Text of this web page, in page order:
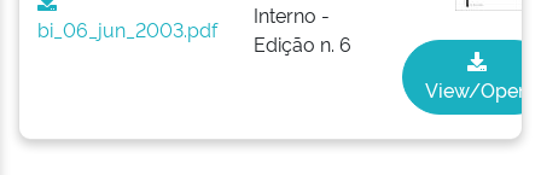
bi_06_jun_2003.pdf
Interno -
Edição n. 6
View/Open